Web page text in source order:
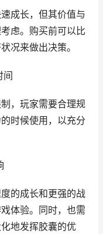
成长，但其价值与
虑。购买前可以比
况来做出决策。
间
，玩家需要合理规
时候使用，以充分
的成长和更强的战
体验。同时，也需
地发挥胶囊的优